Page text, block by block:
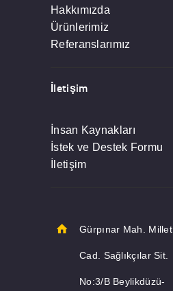
Hakkımızda
Ürünlerimiz
Referanslarımız
İletişim
İnsan Kaynakları
İstek ve Destek Formu
İletişim
Gürpınar Mah. Millet
Cad. Sağlıkçılar Sit.
No:3/B Beylikdüzü-